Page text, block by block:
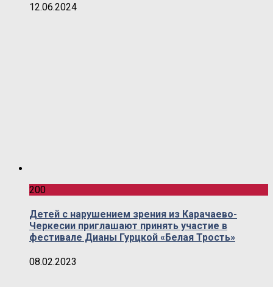
12.06.2024
200
Детей с нарушением зрения из Карачаево-
Черкесии приглашают принять участие в
фестивале Дианы Гурцкой «Белая Трость»
08.02.2023